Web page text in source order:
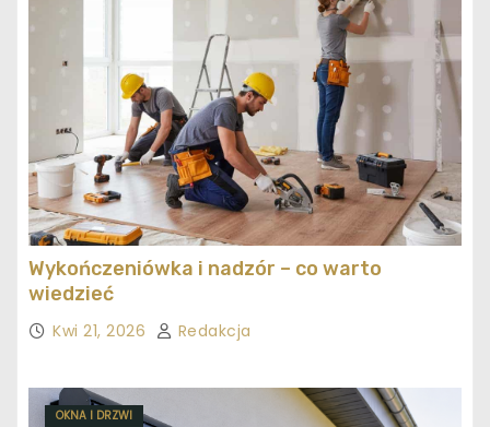
Wykończeniówka i nadzór – co warto
wiedzieć
Kwi 21, 2026 Redakcja
OKNA I DRZWI